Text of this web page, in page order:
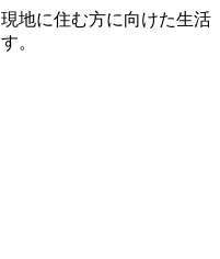
地に住む方に向けた生活
。